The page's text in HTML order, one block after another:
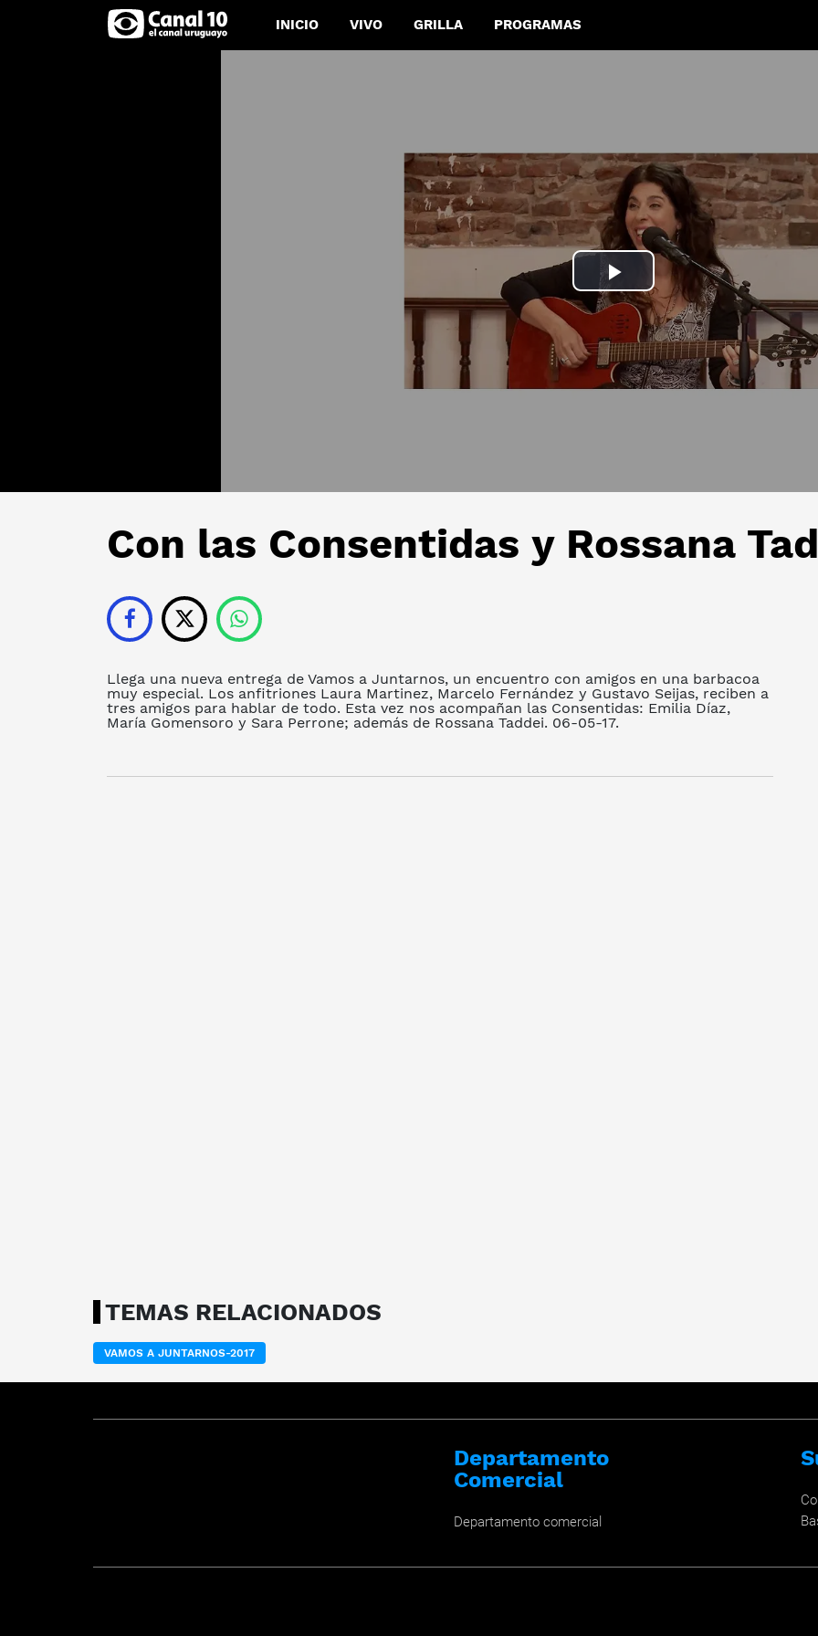
INICIO VIVO GRILLA PROGRAMAS
Play
Video
Con las Consentidas y Rossana
Llega una nueva entrega de Vamos a Juntarnos, un encuentro con amigos en una barbacoa
muy especial. Los anfitriones Laura Martinez, Marcelo Fernández y Gustavo Seijas, reciben a
tres amigos para hablar de todo. Esta vez nos acompañan las Consentidas: Emilia Díaz,
María Gomensoro y Sara Perrone; además de Rossana Taddei. 06-05-17.
TEMAS RELACIONADOS
VAMOS A JUNTARNOS-2017
Departamento
Comercial
Departamento comercial